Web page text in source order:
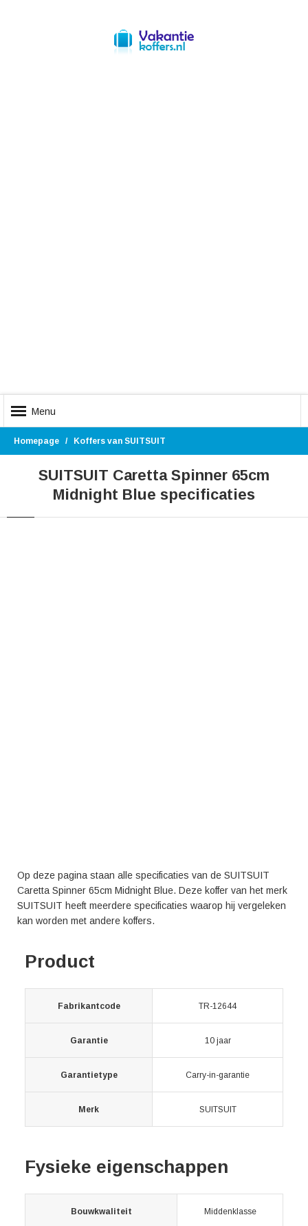
Menu
Homepage Koffers van SUITSUIT
SUITSUIT Caretta Spinner 65cm
Midnight Blue specificaties
Op deze pagina staan alle specificaties van de SUITSUIT
Caretta Spinner 65cm Midnight Blue. Deze koffer van het merk
SUITSUIT heeft meerdere specificaties waarop hij vergeleken
kan worden met andere koffers.
Product
Fabrikantcode TR-12644
Garantie 10 jaar
Garantietype Carry-in-garantie
Merk SUITSUIT
Fysieke eigenschappen
Bouwkwaliteit Middenklasse